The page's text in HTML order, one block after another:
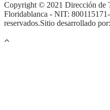
Copyright © 2021 Dirección de
Floridablanca - NIT:
reservados.Sitio desarrollado por: